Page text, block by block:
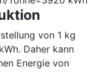
von 1 kg
Daher kann
Energie von